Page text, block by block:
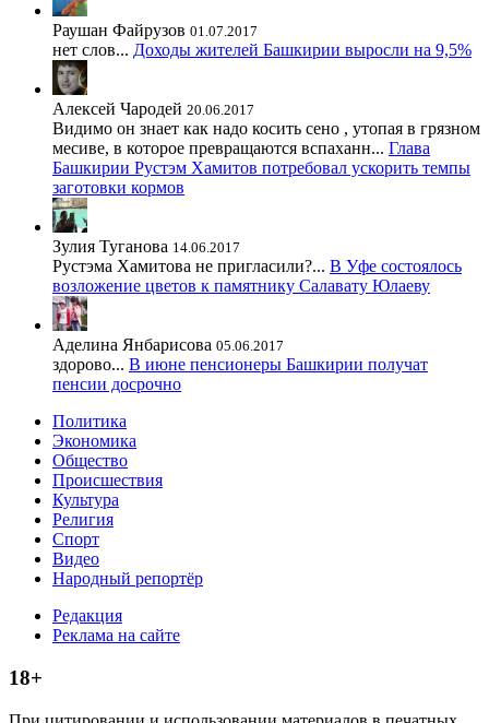
Раушан Файрузов 01.07.2017
нет слов... Доходы жителей Башкирии выросли на 9,5%
Алексей Чародей 20.06.2017
Видимо он знает как надо косить сено , утопая в грязном
месиве, в которое превращаются вспаханн... Глава
Башкирии Рустэм Хамитов потребовал ускорить темпы
заготовки кормов
Зулия Туганова 14.06.2017
Рустэма Хамитова не пригласили?... В Уфе состоялось
возложение цветов к памятнику Салавату Юлаеву
Аделина Янбарисова 05.06.2017
здорово... В июне пенсионеры Башкирии получат
пенсии досрочно
Политика
Экономика
Общество
Происшествия
Культура
Религия
Спорт
Видео
Народный репортёр
Редакция
Реклама на сайте
18+